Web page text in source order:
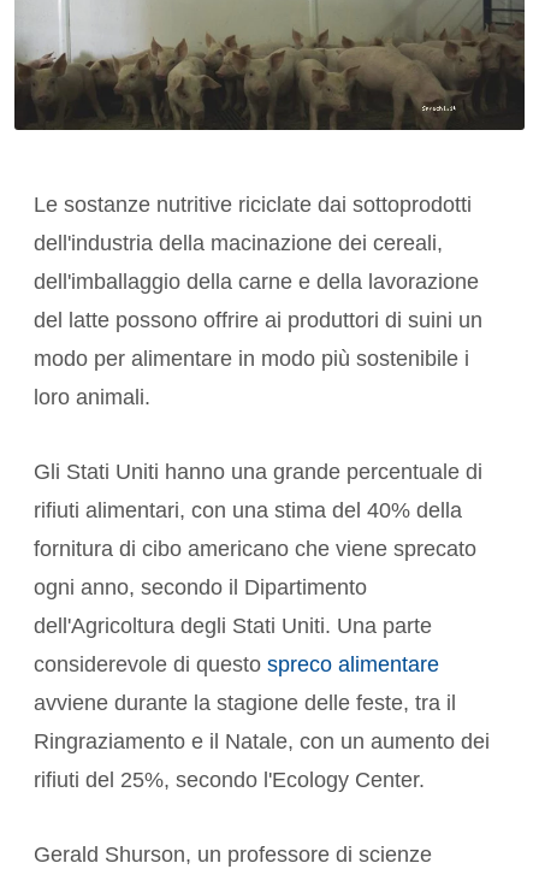
Le sostanze nutritive riciclate dai sottoprodotti
dell'industria della macinazione dei cereali,
dell'imballaggio della carne e della lavorazione
del latte possono offrire ai produttori di suini un
modo per alimentare in modo più sostenibile i
loro animali.
Gli Stati Uniti hanno una grande percentuale di
rifiuti alimentari, con una stima del 40% della
fornitura di cibo americano che viene sprecato
ogni anno, secondo il Dipartimento
dell'Agricoltura degli Stati Uniti. Una parte
considerevole di questo spreco alimentare
avviene durante la stagione delle feste, tra il
Ringraziamento e il Natale, con un aumento dei
rifiuti del 25%, secondo l'Ecology Center.
Gerald Shurson, un professore di scienze